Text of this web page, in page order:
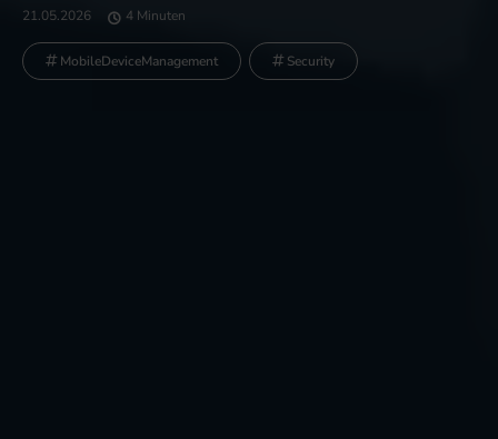
21.05.2026 4 Minuten
MobileDeviceManagement Security